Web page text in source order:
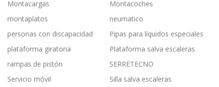
Montacargas
Montacoches
montaplatos
neumatico
personas con discapacidad
Pipas para líquidos especiales
plataforma giratoria
Plataforma salva escaleras
rampas de pistón
SERRETECNO
Servicio móvil
Silla salva escaleras